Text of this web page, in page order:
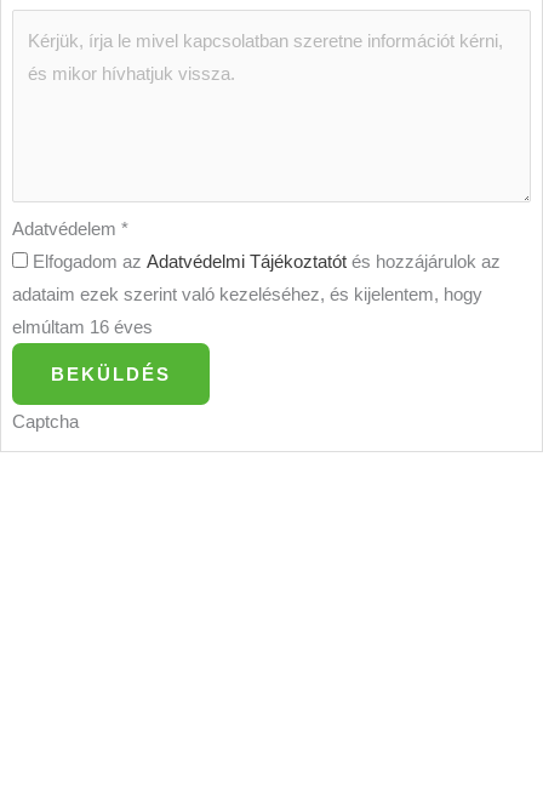
Adatvédelem*
Elfogadom azAdatvédelmi Tájékoztatót és hozzájárulok az
adataim ezek szerint való kezeléséhez, és kijelentem, hogy
elmúltam 16 éves
BEKÜLDÉS
Captcha